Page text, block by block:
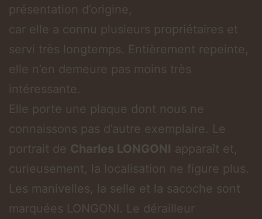
présentation d’origine,
car elle a connu plusieurs propriétaires et
servi très longtemps. Entièrement repeinte,
elle n’en demeure pas moins très
intéressante.
Elle porte une plaque dont nous ne
connaissons pas d’autre exemplaire. Le
portrait de Charles LONGONI apparaît et,
curieusement, la localisation ne figure plus.
Les manivelles, la selle et la sacoche sont
marquées LONGONI. Le dérailleur